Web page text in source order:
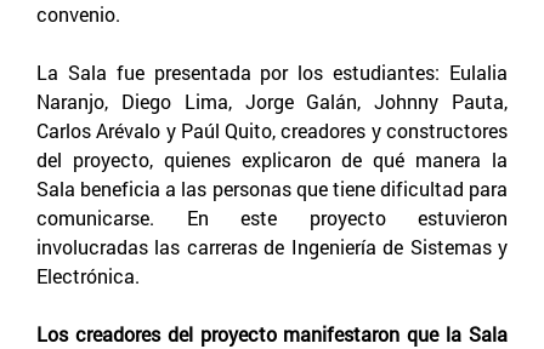
convenio.
La Sala fue presentada por los estudiantes: Eulalia
Naranjo, Diego Lima, Jorge Galán, Johnny Pauta,
Carlos Arévalo y Paúl Quito, creadores y constructores
del proyecto, quienes explicaron de qué manera la
Sala beneficia a las personas que tiene dificultad para
comunicarse. En este proyecto estuvieron
involucradas las carreras de Ingeniería de Sistemas y
Electrónica.
Los creadores del proyecto manifestaron que la Sala